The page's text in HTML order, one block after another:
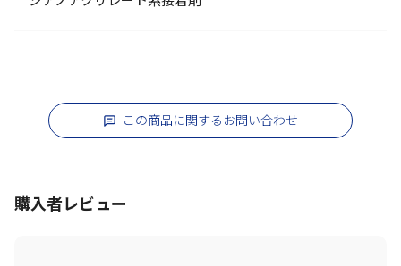
この商品に関するお問い合わせ
購入者レビュー